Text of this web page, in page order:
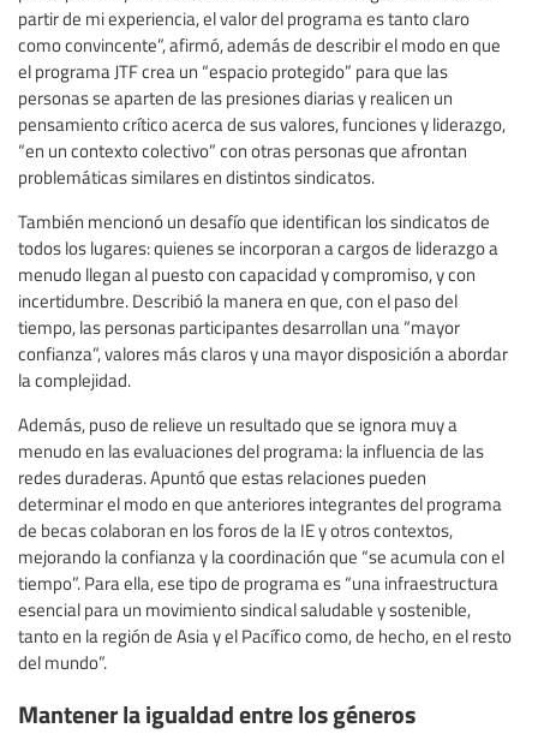
partir de mi experiencia, el valor del programa es tanto claro
como convincente”, afirmó, además de describir el modo en que
el programa JTF crea un “espacio protegido” para que las
personas se aparten de las presiones diarias y realicen un
pensamiento crítico acerca de sus valores, funciones y liderazgo,
“en un contexto colectivo” con otras personas que afrontan
problemáticas similares en distintos sindicatos.
También mencionó un desafío que identifican los sindicatos de
todos los lugares: quienes se incorporan a cargos de liderazgo a
menudo llegan al puesto con capacidad y compromiso, y con
incertidumbre. Describió la manera en que, con el paso del
tiempo, las personas participantes desarrollan una “mayor
confianza”, valores más claros y una mayor disposición a abordar
la complejidad.
Además, puso de relieve un resultado que se ignora muy a
menudo en las evaluaciones del programa: la influencia de las
redes duraderas. Apuntó que estas relaciones pueden
determinar el modo en que anteriores integrantes del programa
de becas colaboran en los foros de la IE y otros contextos,
mejorando la confianza y la coordinación que “se acumula con el
tiempo”. Para ella, ese tipo de programa es “una infraestructura
esencial para un movimiento sindical saludable y sostenible,
tanto en la región de Asia y el Pacífico como, de hecho, en el resto
del mundo”.
Mantener la igualdad entre los géneros